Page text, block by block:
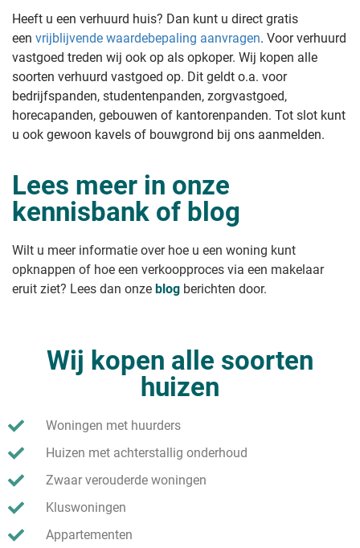
Heeft u een verhuurd huis? Dan kunt u direct gratis
een vrijblijvende waardebepaling aanvragen. Voor verhuurd
vastgoed treden wij ook op als opkoper. Wij kopen alle
soorten verhuurd vastgoed op. Dit geldt o.a. voor
bedrijfspanden, studentenpanden, zorgvastgoed,
horecapanden, gebouwen of kantorenpanden. Tot slot kunt
u ook gewoon kavels of bouwgrond bij ons aanmelden.
Lees meer in onze
kennisbank of blog
Wilt u meer informatie over hoe u een woning kunt
opknappen of hoe een verkoopproces via een makelaar
eruit ziet? Lees dan onze blog berichten door.
Wij kopen alle soorten
huizen
Woningen met huurders
Huizen met achterstallig onderhoud
Zwaar verouderde woningen
Kluswoningen
Appartementen